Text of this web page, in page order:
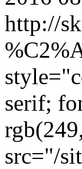
http://
serif;
src="/